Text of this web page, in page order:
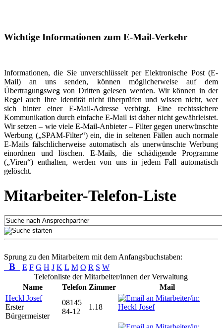
Wichtige Informationen zum E-Mail-Verkehr
Informationen, die Sie unverschlüsselt per Elektronische Post (E-
Mail) an uns senden, können möglicherweise auf dem
Übertragungsweg von Dritten gelesen werden. Wir können in der
Regel auch Ihre Identität nicht überprüfen und wissen nicht, wer
sich hinter einer E-Mail-Adresse verbirgt. Eine rechtssichere
Kommunikation durch einfache E-Mail ist daher nicht gewährleistet.
Wir setzen – wie viele E-Mail-Anbieter – Filter gegen unerwünschte
Werbung („SPAM-Filter“) ein, die in seltenen Fällen auch normale
E-Mails fälschlicherweise automatisch als unerwünschte Werbung
einordnen und löschen. E-Mails, die schädigende Programme
(„Viren“) enthalten, werden von uns in jedem Fall automatisch
gelöscht.
Mitarbeiter-Telefon-Liste
Sprung zu den Mitarbeitern mit dem Anfangsbuchstaben:
B E F G H J K L M O R S W
Telefonliste der Mitarbeiter/innen der Verwaltung
Name
Telefon Zimmer
Mail
Heckl Josef
Erster
Bürgermeister
08145
84-12
1.18